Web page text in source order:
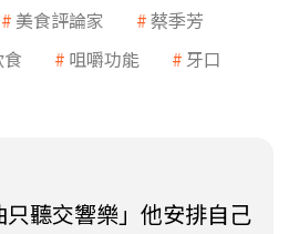
美食評論家
蔡季芳
咀嚼功能
牙口
只聽交響樂」他安排自己